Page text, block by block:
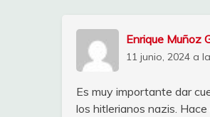
Enrique Muñoz
11 junio, 2024 a
Es muy importante dar
los hitlerianos nazis.